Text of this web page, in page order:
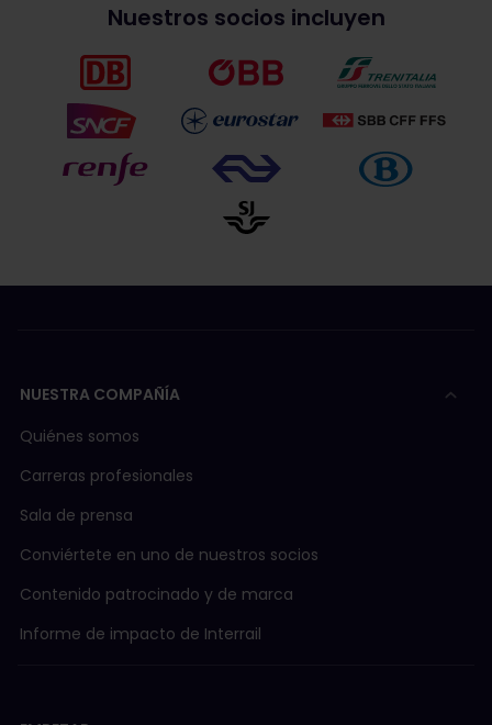
Nuestros socios incluyen
NUESTRA COMPAÑÍA
Quiénes somos
Carreras profesionales
Sala de prensa
Conviértete en uno de nuestros socios
Contenido patrocinado y de marca
Informe de impacto de Interrail